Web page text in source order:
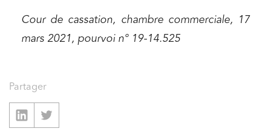
Cour de cassation, chambre commerciale, 17
mars 2021, pourvoi n° 19-14.525
Partager
Entreprises du numérique
Établissements financiers
Règlement des litiges
Relations sociales et droit du travail